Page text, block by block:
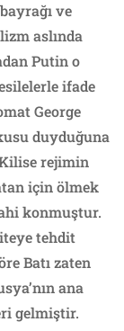
ve
aslında
Putin o
ifade
George
duyduğuna
rejimin
için ölmek
konmuştur.
tehdit
Batı zaten
ana
gelmiştir.